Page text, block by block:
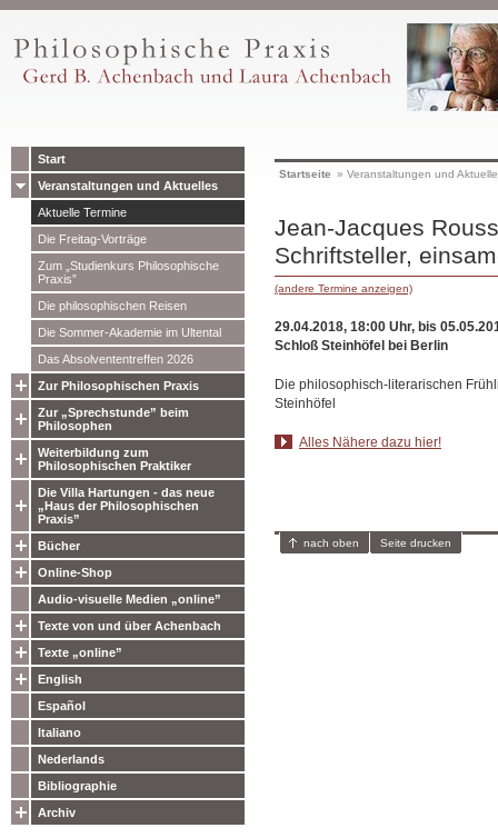
Start
Veranstaltungen und Aktuelles
Aktuelle Termine
Die Freitag-Vorträge
Zum „Studienkurs Philosophische
Praxis”
Die philosophischen Reisen
Die Sommer-Akademie im Ultental
Das Absolvententreffen 2026
Zur Philosophischen Praxis
Zur „Sprechstunde” beim
Philosophen
Weiterbildung zum
Philosophischen Praktiker
Die Villa Hartungen - das neue
„Haus der Philosophischen
Praxis”
Bücher
Online-Shop
Audio-visuelle Medien „online”
Texte von und über Achenbach
Texte „online”
English
Español
Italiano
Nederlands
Bibliographie
Archiv
Startseite » Veranstaltungen und
Jean-Jacques
Schriftsteller,
(andere Termine anzeigen)
29.04.2018, 18:00 Uhr, bis
Schloß Steinhöfel bei Berlin
Die philosophisch-literarischen
Steinhöfel
Alles Nähere dazu hier!
nach oben Seite drucken